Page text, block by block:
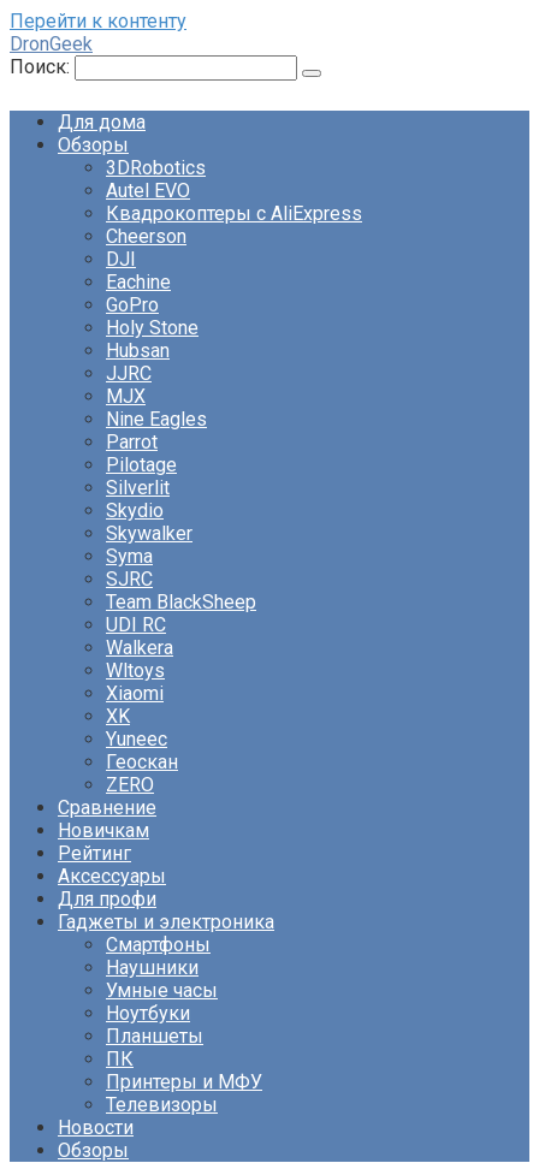
Перейти к контенту
DronGeek
Поиск:
Для дома
Обзоры
3DRobotics
Autel EVO
Квадрокоптеры с AliExpress
Cheerson
DJI
Eachine
GoPro
Holy Stone
Hubsan
JJRC
MJX
Nine Eagles
Parrot
Pilotage
Silverlit
Skydio
Skywalker
Syma
SJRC
Team BlackSheep
UDI RC
Walkera
Wltoys
Xiaomi
XK
Yuneec
Геоскан
ZERO
Сравнение
Новичкам
Рейтинг
Аксессуары
Для профи
Гаджеты и электроника
Смартфоны
Наушники
Умные часы
Ноутбуки
Планшеты
ПК
Принтеры и МФУ
Телевизоры
Новости
Обзоры